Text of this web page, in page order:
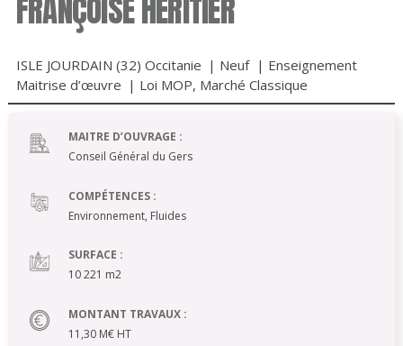
FRANÇOISE HÉRITIER
ISLE JOURDAIN (32) Occitanie | Neuf | Enseignement
Maitrise d’œuvre | Loi MOP, Marché Classique
MAITRE D’OUVRAGE :
Conseil Général du Gers
COMPÉTENCES :
Environnement, Fluides
SURFACE :
10 221 m2
MONTANT TRAVAUX :
11,30 M€ HT